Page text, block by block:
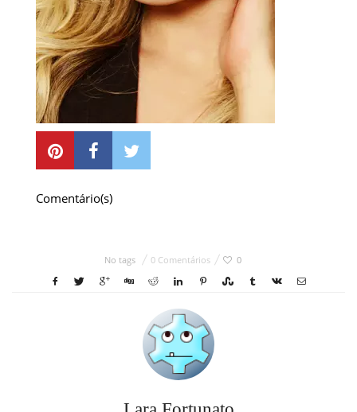
Comentário(s)
No tags 0 Comentários 0